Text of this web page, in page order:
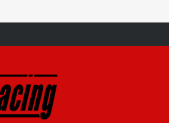
variantes.
pueden
elegir
en